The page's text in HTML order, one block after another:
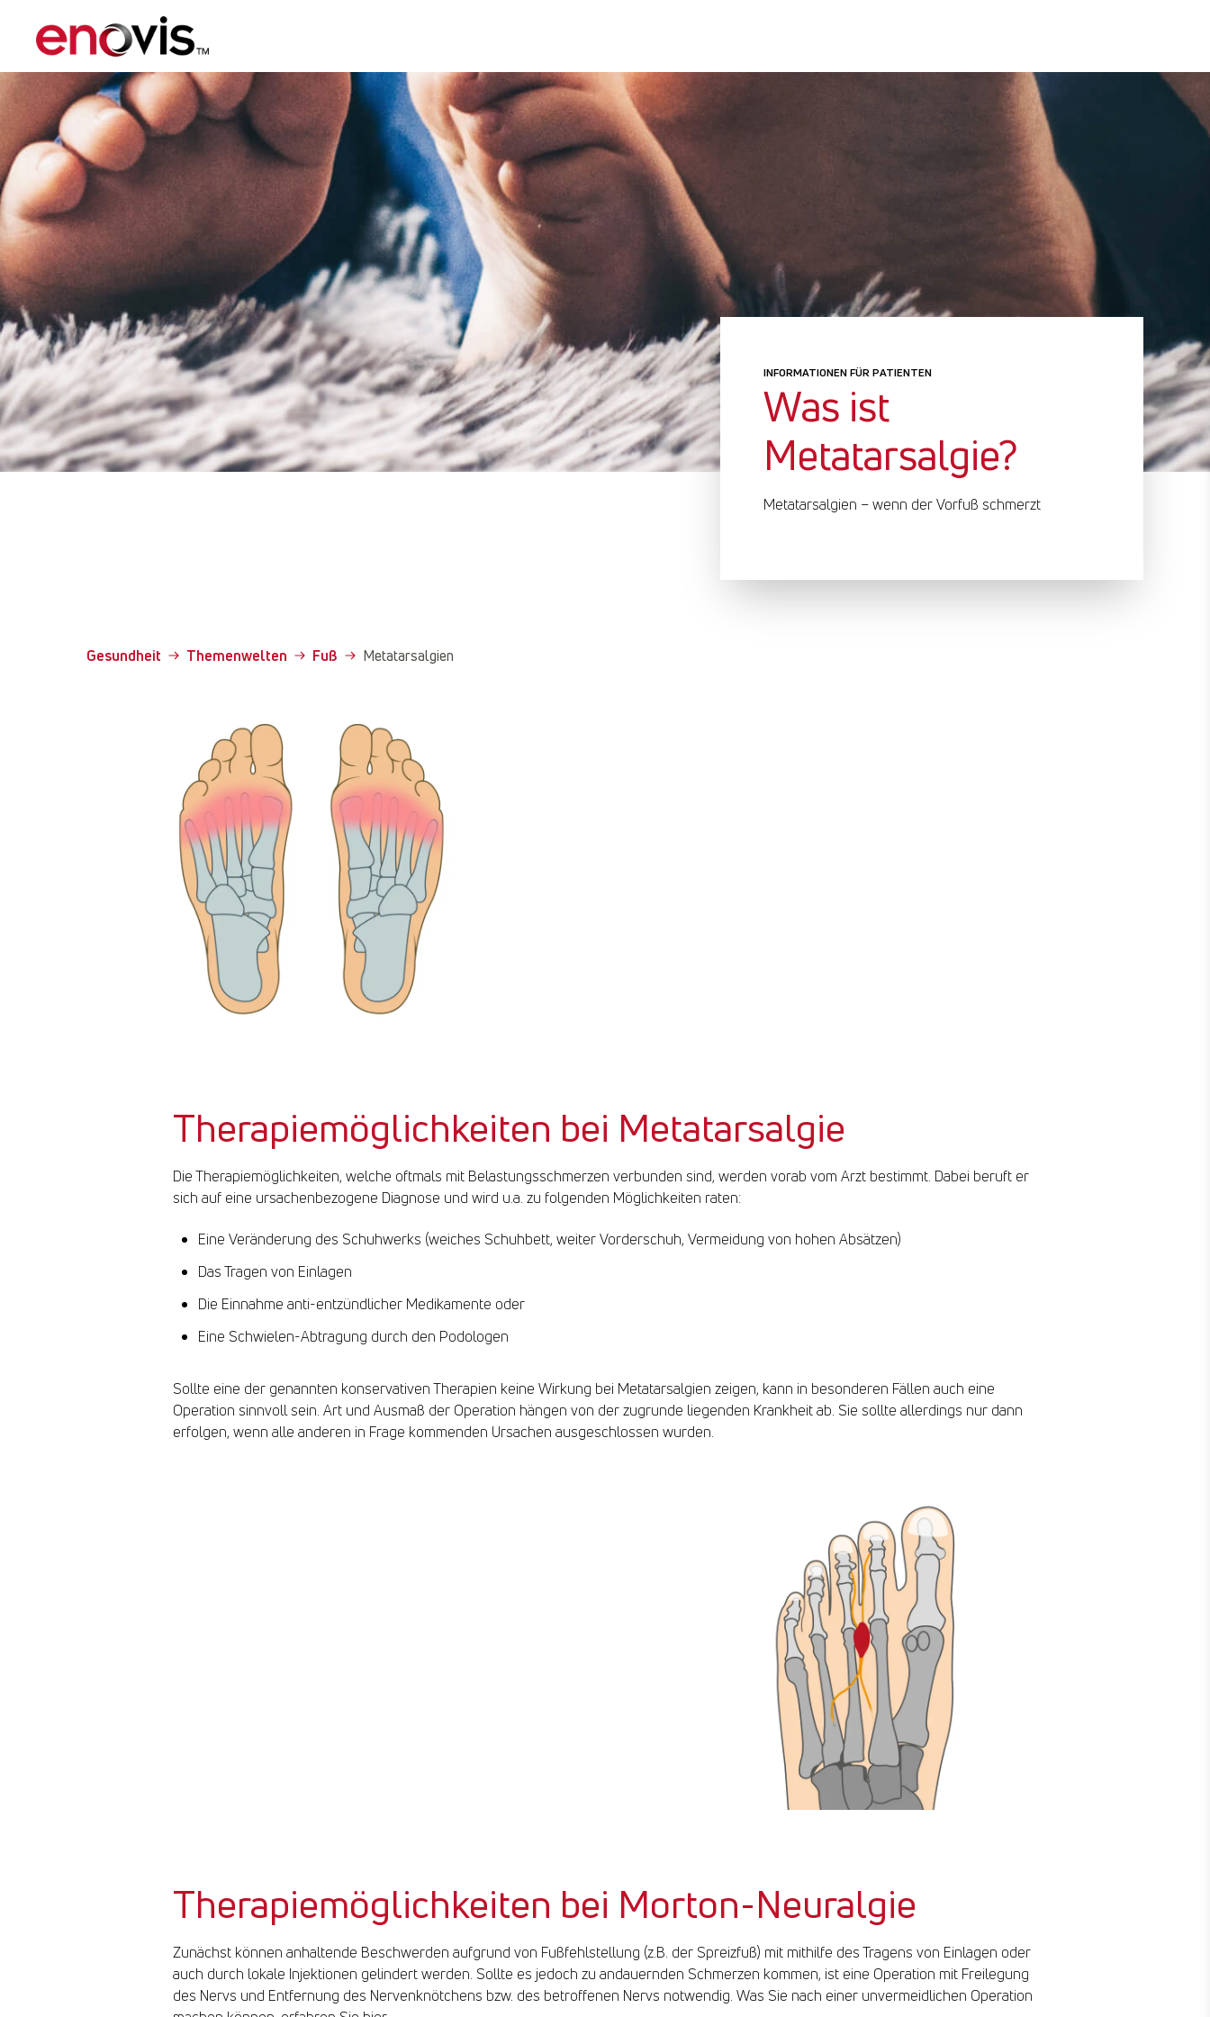
INFORMATIONEN FÜR PATIENTEN
Was ist
Metatarsalgie?
Metatarsalgien – wenn der Vorfuß schmerzt
Gesundheit Themenwelten Fuß Metatarsalgien
Therapiemöglichkeiten bei Metatarsalgie
Die Therapiemöglichkeiten, welche oftmals mit Belastungsschmerzen verbunden sind, werden vorab vom Arzt bestimmt. Dabei beruft er
sich auf eine ursachenbezogene Diagnose und wird u.a. zu folgenden Möglichkeiten raten:
Eine Veränderung des Schuhwerks (weiches Schuhbett, weiter Vorderschuh, Vermeidung von hohen Absätzen)
Das Tragen von Einlagen
Die Einnahme anti-entzündlicher Medikamente oder
Eine Schwielen-Abtragung durch den Podologen
Sollte eine der genannten konservativen Therapien keine Wirkung bei Metatarsalgien zeigen, kann in besonderen Fällen auch eine
Operation sinnvoll sein. Art und Ausmaß der Operation hängen von der zugrunde liegenden Krankheit ab. Sie sollte allerdings nur dann
erfolgen, wenn alle anderen in Frage kommenden Ursachen ausgeschlossen wurden.
Therapiemöglichkeiten bei Morton-Neuralgie
Zunächst können anhaltende Beschwerden aufgrund von Fußfehlstellung (z.B. der Spreizfuß) mit mithilfe des Tragens von Einlagen oder
auch durch lokale Injektionen gelindert werden. Sollte es jedoch zu andauernden Schmerzen kommen, ist eine Operation mit Freilegung
des Nervs und Entfernung des Nervenknötchens bzw. des betroffenen Nervs notwendig. Was Sie nach einer unvermeidlichen Operation